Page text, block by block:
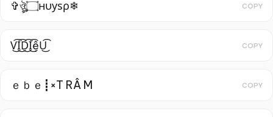
✞ঔৣ۝нυуѕρ❄ COPY
V͜͡I͜͡D͜͡I͜͡ệU͜͡ COPY
ｅｂｅ┋×T RÂ M COPY